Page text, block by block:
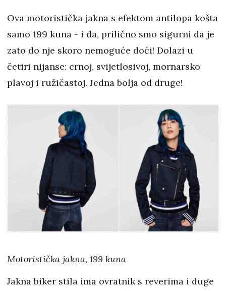
Ova motoristička jakna s efektom antilopa košta
samo 199 kuna - i da, prilično smo sigurni da je
zato do nje skoro nemoguće doći! Dolazi u
četiri nijanse: crnoj, svijetlosivoj, mornarsko
plavoj i ružičastoj. Jedna bolja od druge!
Motoristička jakna, 199 kuna
Jakna biker stila ima ovratnik s reverima i duge